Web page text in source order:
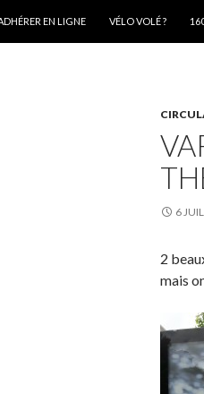
EN LIGNE VÉLO VOLÉ ?
6
2
mais